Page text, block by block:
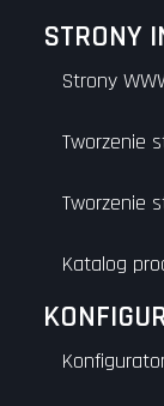
STRONY
Strony
Tworzenie
Tworzenie
Katalog